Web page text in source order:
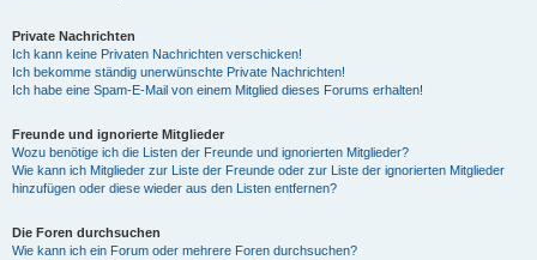
Private Nachrichten
Ich kann keine Privaten Nachrichten verschicken!
Ich bekomme ständig unerwünschte Private Nachrichten!
Ich habe eine Spam-E-Mail von einem Mitglied dieses Forums erhalten!
Freunde und ignorierte Mitglieder
Wozu benötige ich die Listen der Freunde und ignorierten Mitglieder?
Wie kann ich Mitglieder zur Liste der Freunde oder zur Liste der ignorierten Mitglieder
hinzufügen oder diese wieder aus den Listen entfernen?
Die Foren durchsuchen
Wie kann ich ein Forum oder mehrere Foren durchsuchen?